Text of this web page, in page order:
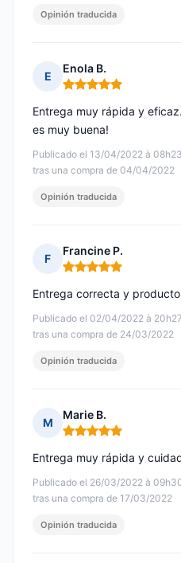
Opinión traducida
E
Enola B.
Nota: 5 de 5
Publicado el 13/04/2022 à 08h23
tras una compra de 04/04/2022
Entrega muy rápida y
es muy buena!
Opinión traducida
F
Francine P.
Nota: 5 de 5
Publicado el 02/04/2022 à 20h27
tras una compra de 24/03/2022
Entrega correcta y
Opinión traducida
M
Marie B.
Nota: 5 de 5
Publicado el 26/03/2022 à
tras una compra de 17/03/2022
Entrega muy rápida y
Opinión traducida